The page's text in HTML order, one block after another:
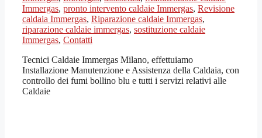
Immergas, pronto intervento caldaie Immergas, Revisione
caldaia Immergas, Riparazione caldaie Immergas,
riparazione caldaie immergas, sostituzione caldaie
Immergas, Contatti
Tecnici Caldaie Immergas Milano, effettuiamo
Installazione Manutenzione e Assistenza della Caldaia, con
controllo dei fumi bollino blu e tutti i servizi relativi alle
Caldaie